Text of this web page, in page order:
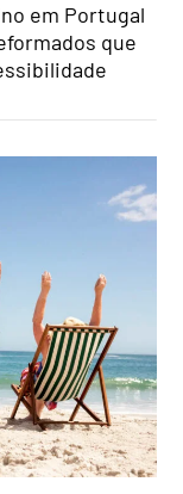
em Portugal
que